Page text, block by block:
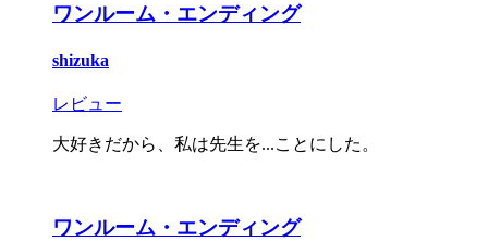
ワンルーム・エンディング
shizuka
レビュー
大好きだから、私は先生を...ことにした。
ワンルーム・エンディング